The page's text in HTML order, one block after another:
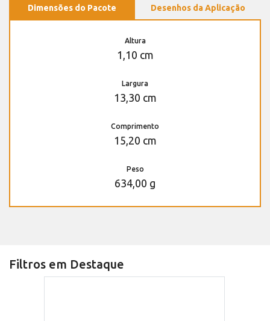
Dimensões do Pacote Desenhos da Aplicação
Altura
1,10 cm
Largura
13,30 cm
Comprimento
15,20 cm
Peso
634,00 g
Filtros em Destaque